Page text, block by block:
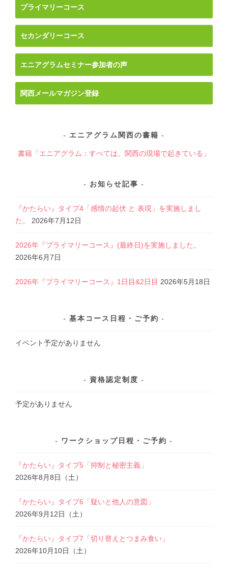
ビ
ゲ
ー
シ
ョ
ン
プライマリーコース
セカンダリーコース
エニアグラムセミナー参加者の声
関西メールマガジン登録
エニアグラム関西の書籍
書籍「エニアグラム：すべては、関西の現場で起きている」
お知らせ記事
『かたらい』タイプ4「感情の起伏 と 表現」を実施しまし
た。
2026年7月12日
2026年『プライマリーコース』(最終日)を実施しました。
2026年6月7日
2026年『プライマリーコース』1日目&2日目 2026年5月18日
基本コース日程・ご予約
イベント予定がありません
資格認定制度
予定がありません
ワークショップ日程・ご予約
『かたらい』タイプ5「抑制と秘密主義」
2026年8月8日（土）
『かたらい』タイプ6「疑いと他人の意図」
2026年9月12日（土）
『かたらい』タイプ7「切り替えとつまみ食い」
2026年10月10日（土）